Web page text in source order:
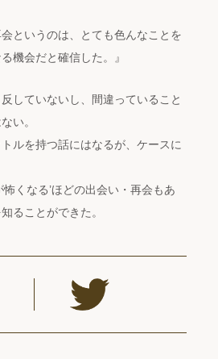
会というのは、とても色んなことを
機会だと確信した。』
していないし、間違っていること
い。
ルを持つ話にはなるが、ケースに
怖くなる’ほどの出会い・再会もあ
ることができた。